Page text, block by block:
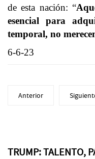
de esta nación: “
esencial para
temporal, no
6-6-23
Anterior
TRUMP: TALENTO,